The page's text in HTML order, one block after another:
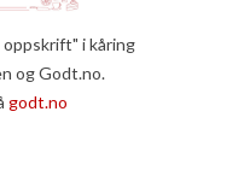
i kåring
og Godt.no.
godt.no